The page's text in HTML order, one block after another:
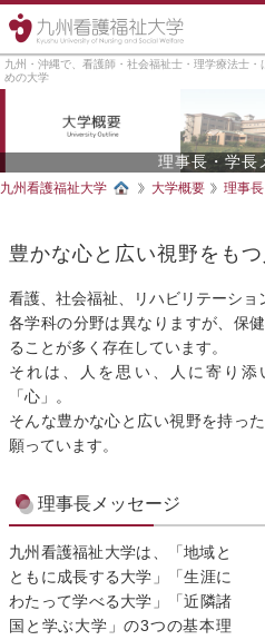
九州・沖縄で、看護師・社会福祉士・理学療法士
めの大学
理事長・学長
九州看護福祉大学 大学概要 理事
豊かな心と広い視野をもつ
看護、社会福祉、リハビリテーショ
各学科の分野は異なりますが、保
ることが多く存在しています。
それは、人を思い、人に寄り
「心」。
そんな豊かな心と広い視野を持っ
願っています。
理事長メッセージ
九州看護福祉大学は、「地域と
ともに成長する大学」「生涯に
わたって学べる大学」「近隣諸
国と学ぶ大学」の3つの基本理